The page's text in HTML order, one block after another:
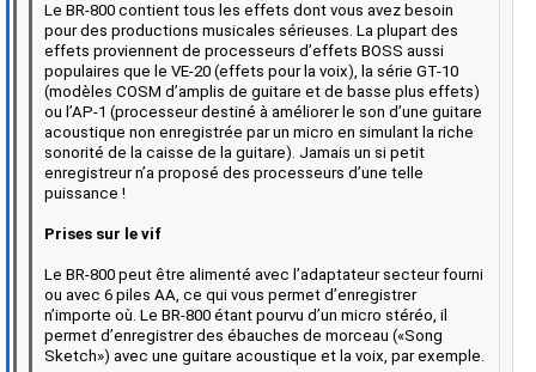
Le BR-800 contient tous les effets dont vous avez besoin
pour des productions musicales sérieuses. La plupart des
effets proviennent de processeurs d’effets BOSS aussi
populaires que le VE-20 (effets pour la voix), la série GT-10
(modèles COSM d’amplis de guitare et de basse plus effets)
ou l’AP-1 (processeur destiné à améliorer le son d’une guitare
acoustique non enregistrée par un micro en simulant la riche
sonorité de la caisse de la guitare). Jamais un si petit
enregistreur n’a proposé des processeurs d’une telle
puissance !
Prises sur le vif
Le BR-800 peut être alimenté avec l’adaptateur secteur fourni
ou avec 6 piles AA, ce qui vous permet d’enregistrer
n’importe où. Le BR-800 étant pourvu d’un micro stéréo, il
permet d’enregistrer des ébauches de morceau («Song
Sketch») avec une guitare acoustique et la voix, par exemple.